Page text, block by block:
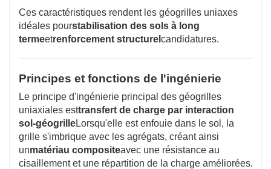
Ces caractéristiques rendent les géogrilles uniaxes
idéales pourstabilisation des sols à long
termeetrenforcement structurel candidatures.
Principes et fonctions de l'ingénierie
Le principe d'ingénierie principal des géogrilles
uniaxiales esttransfert de charge par interaction
sol-géogrilleLorsqu'elle est enfouie dans le sol, la
grille s'imbrique avec les agrégats, créant ainsi
unmatériau compositeavec une résistance au
cisaillement et une répartition de la charge améliorées.